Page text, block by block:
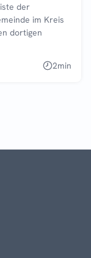
der
im Kreis
dortigen
2min